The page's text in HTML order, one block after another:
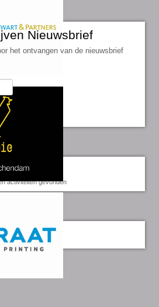
Nieuwsbrief
het ontvangen van de nieuwsbrief
Kalender
activiteiten gevonden
Twitter